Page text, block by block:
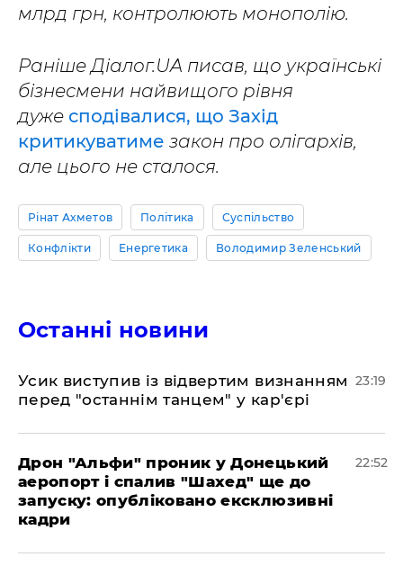
млрд грн, контролюють монополію.
Раніше Діалог.UA писав, що українські
бізнесмени найвищого рівня
дуже сподівалися, що Захід
критикуватиме закон про олігархів,
але цього не сталося.
Рінат Ахметов Політика Суспільство
Конфлікти Енергетика Володимир Зеленський
Останні новини
​Усик виступив із відвертим визнанням
перед "останнім танцем" у кар'єрі
23:19
​Дрон "Альфи" проник у Донецький
аеропорт і спалив "Шахед" ще до
запуску: опубліковано ексклюзивні
кадри
22:52